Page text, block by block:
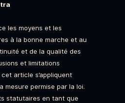
les moyens et les
à la bonne marche et au
et de la qualité des
et limitations
article s’appliquent
mesure permise par la loi.
statutaires en tant que